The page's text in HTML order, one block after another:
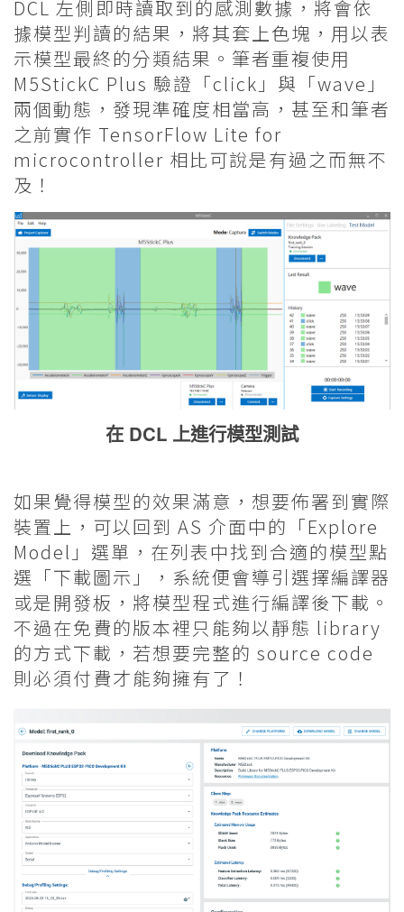
DCL 左側即時讀取到的感測數據，將會依
據模型判讀的結果，將其套上色塊，用以表
示模型最終的分類結果。筆者重複使用
M5StickC Plus 驗證「click」與「wave」
兩個動態，發現準確度相當高，甚至和筆者
之前實作 TensorFlow Lite for
microcontroller 相比可說是有過之而無不
及！
在 DCL 上進行模型測試
如果覺得模型的效果滿意，想要佈署到實際
裝置上，可以回到 AS 介面中的「Explore
Model」選單，在列表中找到合適的模型點
選「下載圖示」，系統便會導引選擇編譯器
或是開發板，將模型程式進行編譯後下載。
不過在免費的版本裡只能夠以靜態 library
的方式下載，若想要完整的 source code
則必須付費才能夠擁有了！